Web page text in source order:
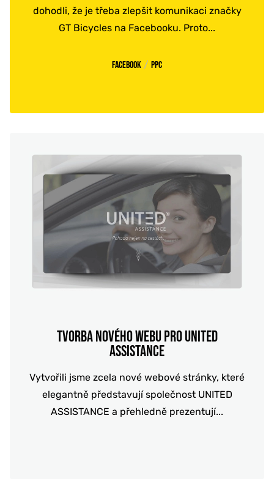
dohodli, že je třeba zlepšit komunikaci značky
GT Bicycles na Facebooku. Proto...
Facebook / PPC
TVORBA NOVÉHO WEBU PRO UNITED
ASSISTANCE
Vytvořili jsme zcela nové webové stránky, které
elegantně představují společnost UNITED
ASSISTANCE a přehledně prezentují...